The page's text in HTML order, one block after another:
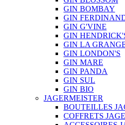
GIN BOMBAY
GIN
GIN G'VINE
GIN
GIN LA
GIN LONDON'S
GIN MARE
GIN PANDA
GIN SUL
GIN BIO
JAGERMEISTER
BOUTEILLES
COFFRETS